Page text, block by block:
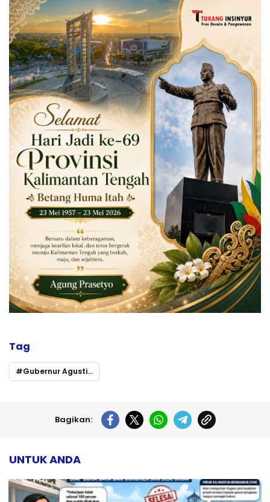
Tag
Gubernur Agustiar Sabran Buka Pawai Tarhib Ramadan 1447 H di Palangka Raya
Bagikan:
UNTUK ANDA